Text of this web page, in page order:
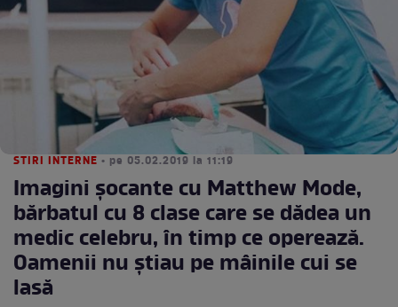
STIRI INTERNE • pe 05.02.2019 la 11:19
Imagini şocante cu Matthew Mode,
bărbatul cu 8 clase care se dădea un
medic celebru, în timp ce operează.
Oamenii nu ştiau pe mâinile cui se
lasă